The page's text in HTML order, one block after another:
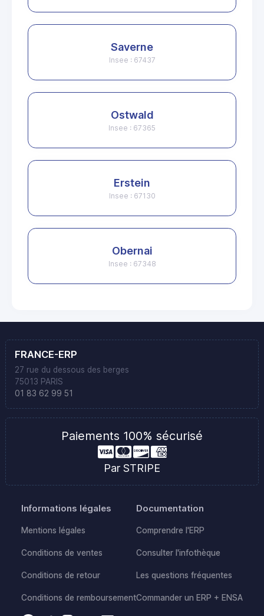
Saverne
Insee : 67437
Ostwald
Insee : 67365
Erstein
Insee : 67130
Obernai
Insee : 67348
FRANCE-ERP
27 rue du dessous des berges
75013 PARIS
01 83 62 99 51
Paiements 100% sécurisé
Par STRIPE
Informations légales
Mentions légales
Conditions de ventes
Conditions de retour
Conditions de remboursement
Documentation
Comprendre l'ERP
Consulter l'infothèque
Les questions fréquentes
Commander un ERP + ENSA